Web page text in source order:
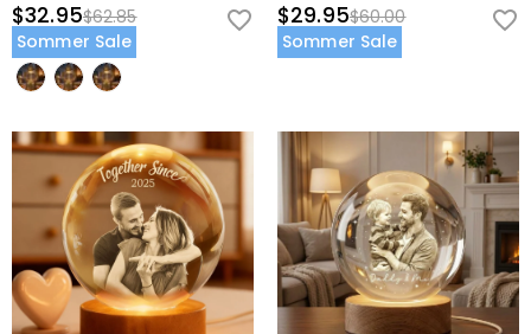
$32.95$62.85
Sommer Sale
$29.95$60.00
Sommer Sale